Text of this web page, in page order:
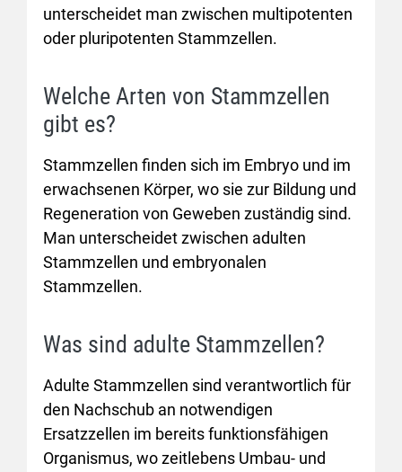
unterscheidet man zwischen multipotenten
oder pluripotenten Stammzellen.
Welche Arten von Stammzellen
gibt es?
Stammzellen finden sich im Embryo und im
erwachsenen Körper, wo sie zur Bildung und
Regeneration von Geweben zuständig sind.
Man unterscheidet zwischen adulten
Stammzellen und embryonalen
Stammzellen.
Was sind adulte Stammzellen?
Adulte Stammzellen sind verantwortlich für
den Nachschub an notwendigen
Ersatzzellen im bereits funktionsfähigen
Organismus, wo zeitlebens Umbau- und